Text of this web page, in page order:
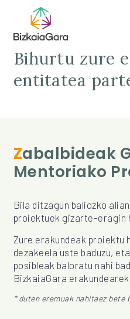
Bihurtu zure
entitatea
Zabalbideak Gizarte
Mentoriako
Bila ditzagun baliozko
proiektuek gizarte-eragin
Zure erakundeak proiektu
dezakeela uste baduzu,
posibleak baloratu nahi
BizkaiaGara
* duten eremuak nahitaez bete